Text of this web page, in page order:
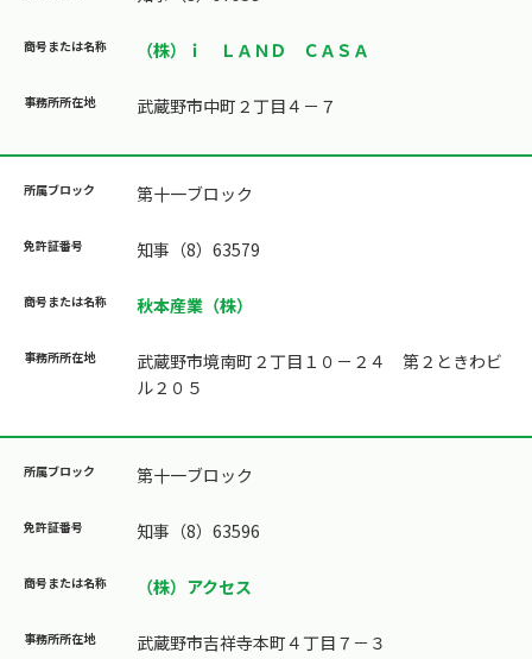
（株）ｉ ＬＡＮＤ ＣＡＳＡ
武蔵野市中町２丁目４－７
第十一ブロック
知事（8）63579
秋本産業（株）
武蔵野市境南町２丁目１０－２４ 第２ときわビ
ル２０５
第十一ブロック
知事（8）63596
（株）アクセス
武蔵野市吉祥寺本町４丁目７－３